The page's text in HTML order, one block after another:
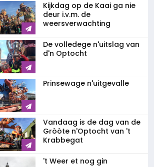
Kijkdag op de Kaai ga nie
deur i.v.m. de
weersverwachting
De volledege n'uitslag van
d'n Optocht
Prinsewage n'uitgevalle
Vandaag is de dag van de
Gròòte n'Optocht van 't
Krabbegat
't Weer et nog gin